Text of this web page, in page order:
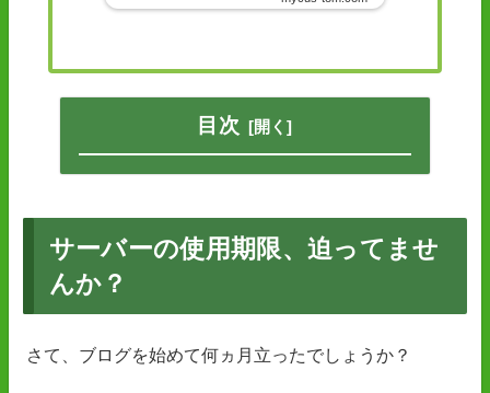
目次
サーバーの使用期限、迫ってませ
んか？
さて、ブログを始めて何ヵ月立ったでしょうか？